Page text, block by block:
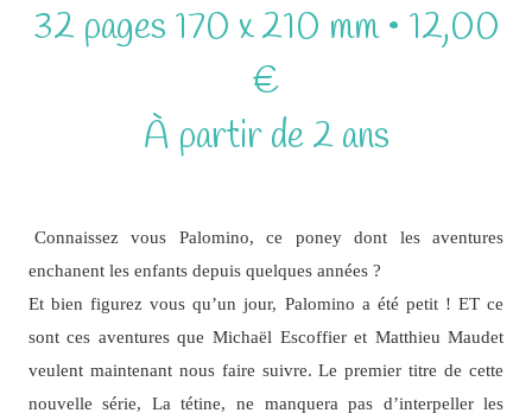
32 pages 170 x 210 mm • 12,00
€
À partir de 2 ans
Connaissez vous Palomino, ce poney dont les aventures
enchanent les enfants depuis quelques années ?
Et bien figurez vous qu’un jour, Palomino a été petit ! ET ce
sont ces aventures que Michaël Escoffier et Matthieu Maudet
veulent maintenant nous faire suivre. Le premier titre de cette
nouvelle série, La tétine, ne manquera pas d’interpeller les